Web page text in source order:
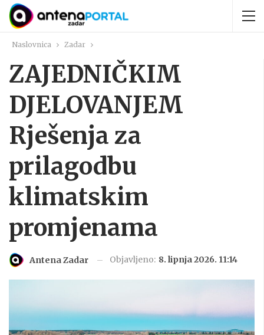
Naslovnica Zadar
ZAJEDNIČKIM
DJELOVANJEM
Rješenja za
prilagodbu
klimatskim
promjenama
Antena Zadar Objavljeno: 8. lipnja 2026. 11:14